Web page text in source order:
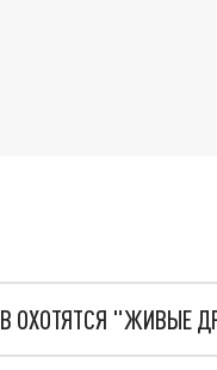
ОХОТЯТСЯ "ЖИВЫЕ